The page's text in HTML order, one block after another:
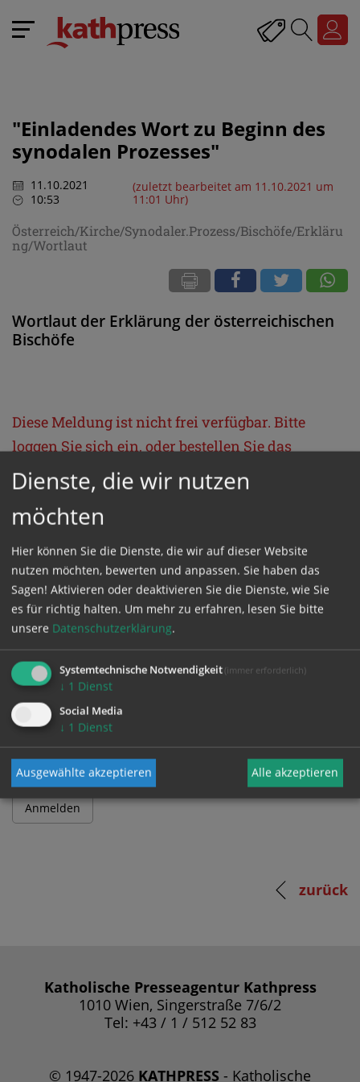
"Einladendes Wort zu Beginn des
synodalen Prozesses"
11.10.2021
10:53
(zuletzt bearbeitet am 11.10.2021 um
11:01 Uhr)
Österreich/Kirche/Synodaler.Prozess/Bischöfe/Erkläru
ng/Wortlaut
Wortlaut der Erklärung der österreichischen
Bischöfe
Diese Meldung ist nicht frei verfügbar. Bitte
loggen Sie sich ein, oder bestellen Sie das
Produkt
Kathpress_online
GESCHÜTZTER BEREICH
Bitte melden Sie sich mit Ihrem Benutzernamen
und Passwort an.
Benutzername
Passwort
zurück
Katholische Presseagentur Kathpress
1010 Wien, Singerstraße 7/6/2
Tel: +43 / 1 / 512 52 83
© 1947-2026 KATHPRESS - Katholische
Dienste, die wir nutzen
möchten
Hier können Sie die Dienste, die wir auf dieser Website
nutzen möchten, bewerten und anpassen. Sie haben das
Sagen! Aktivieren oder deaktivieren Sie die Dienste, wie Sie
es für richtig halten. Um mehr zu erfahren, lesen Sie bitte
unsere Datenschutzerklärung.
Systemtechnische Notwendigkeit (immer erforderlich)
↓ 1 Dienst
Social Media
↓ 1 Dienst
Ausgewählte akzeptieren Alle akzeptieren